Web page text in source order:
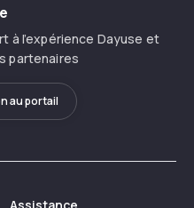
à l’expérience Dayuse et
partenaires
au portail